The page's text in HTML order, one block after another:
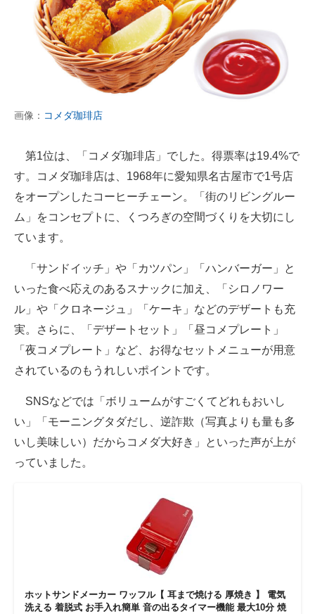
画像： コメダ珈琲店
第1位は、「コメダ珈琲店」でした。得票率は19.4%で
す。コメダ珈琲店は、1968年に愛知県名古屋市で1号店
をオープンしたコーヒーチェーン。「街のリビングルー
ム」をコンセプトに、くつろぎの空間づくりを大切にし
ています。
「サンドイッチ」や「カツパン」「ハンバーガー」と
いった食べ応えのあるスナックに加え、「シロノワー
ル」や「クロネージュ」「ケーキ」などのデザートも充
実。さらに、「デザートセット」「昼コメプレート」
「夜コメプレート」など、お得なセットメニューが用意
されているのもうれしいポイントです。
SNSなどでは「ボリュームがすごくてどれもおいし
い」「モーニングタダだし、逆詐欺（写真よりも量も多
いし美味しい）だからコメダ大好き」といった声が上が
っていました。
ホットサンドメーカー ワッフル【 耳まで焼ける 厚焼き 】 電気
洗える 着脱式 お手入れ簡単 音の出るタイマー機能 最大10分 焼